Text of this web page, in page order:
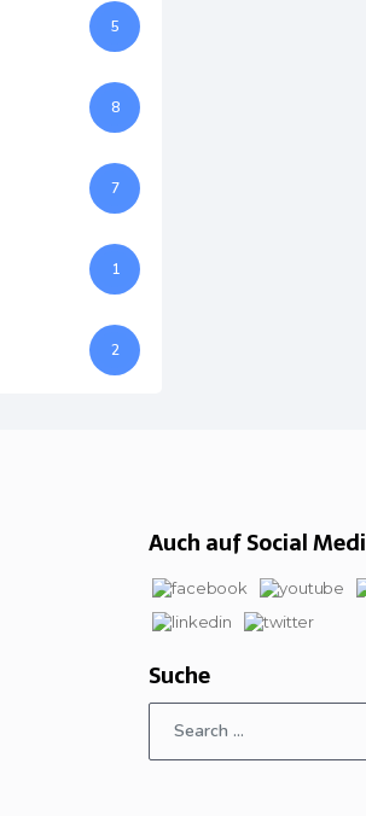
5
8
7
1
2
Auch auf Social
Suche